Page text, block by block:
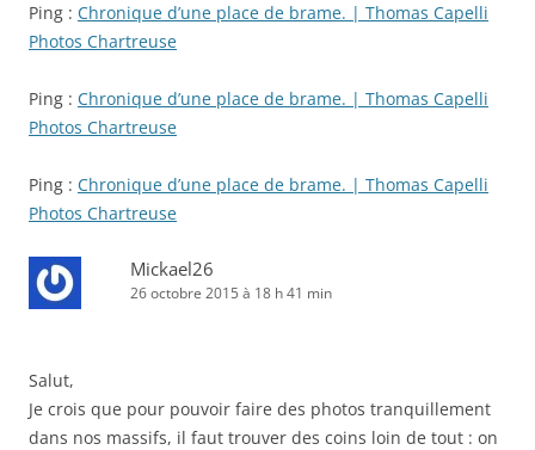
Ping : Chronique d’une place de brame. | Thomas Capelli
Photos Chartreuse
Ping : Chronique d’une place de brame. | Thomas Capelli
Photos Chartreuse
Ping : Chronique d’une place de brame. | Thomas Capelli
Photos Chartreuse
Mickael26
26 octobre 2015 à 18 h 41 min
Salut,
Je crois que pour pouvoir faire des photos tranquillement
dans nos massifs, il faut trouver des coins loin de tout : on